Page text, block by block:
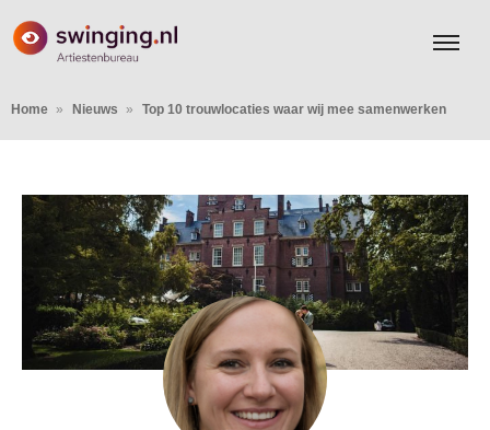
Home Nieuws Top 10 trouwlocaties waar wij mee samenwerken